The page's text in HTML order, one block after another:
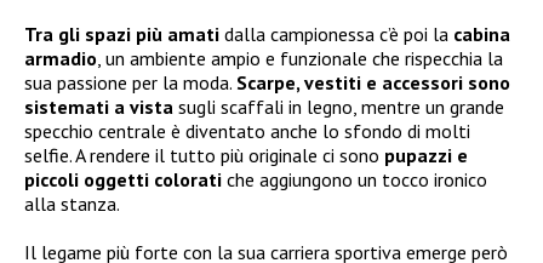
Tra gli spazi più amati dalla campionessa c’è poi la cabina
armadio, un ambiente ampio e funzionale che rispecchia la
sua passione per la moda. Scarpe, vestiti e accessori sono
sistemati a vista sugli scaffali in legno, mentre un grande
specchio centrale è diventato anche lo sfondo di molti
selfie. A rendere il tutto più originale ci sono pupazzi e
piccoli oggetti colorati che aggiungono un tocco ironico
alla stanza.
Il legame più forte con la sua carriera sportiva emerge però